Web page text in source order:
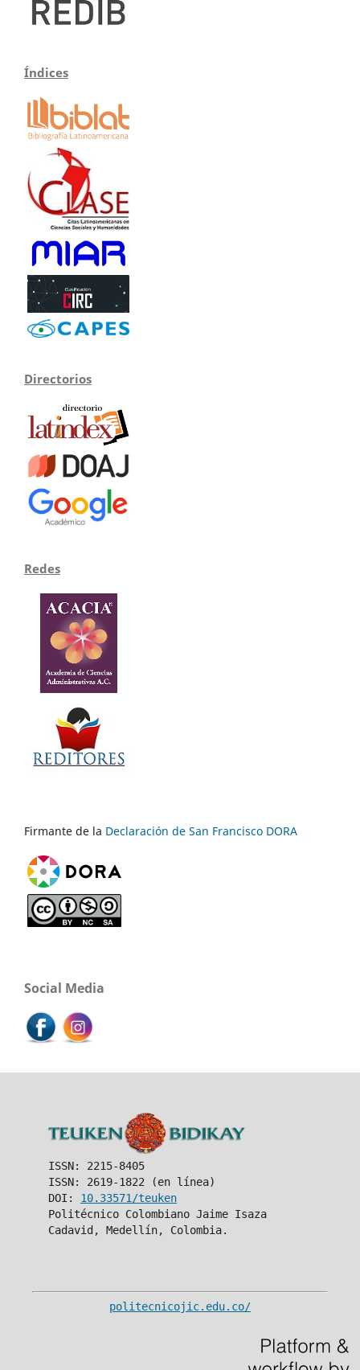
Índices
Directorios
Redes
Firmante de la Declaración de San Francisco DORA
Social Media
ISSN: 2215-8405
ISSN: 2619-1822 (en línea)
DOI: 10.33571/teuken
Politécnico Colombiano Jaime Isaza
Cadavid, Medellín, Colombia.
politecnicojic.edu.co/